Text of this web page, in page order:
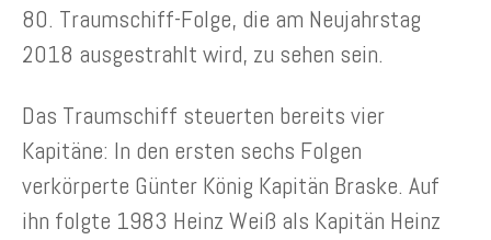
80. Traumschiff-Folge, die am Neujahrstag
2018 ausgestrahlt wird, zu sehen sein.
Das Traumschiff steuerten bereits vier
Kapitäne: In den ersten sechs Folgen
verkörperte Günter König Kapitän Braske. Auf
ihn folgte 1983 Heinz Weiß als Kapitän Heinz